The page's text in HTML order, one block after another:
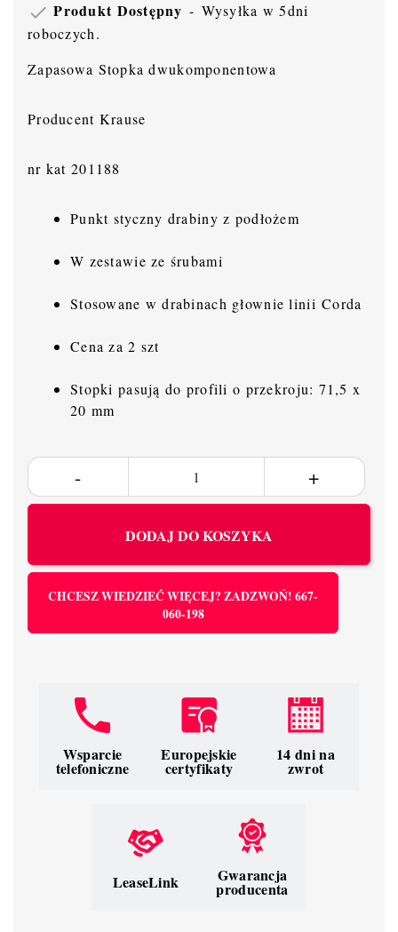
 Produkt Dostępny
Wysyłka w 5dni
roboczych.
Zapasowa Stopka dwukomponentowa
Producent Krause
nr kat 201188
Punkt styczny drabiny z podłożem
W zestawie ze śrubami
Stosowane w drabinach głownie linii Corda
Cena za 2 szt
Stopki pasują do profili o przekroju: 71,5 x
20 mm
DODAJ DO KOSZYKA
CHCESZ WIEDZIEĆ WIĘCEJ? ZADZWOŃ! 667-
060-198
Wsparcie
telefoniczne
Europejskie
certyfikaty
14 dni na
zwrot
LeaseLink Gwarancja
producenta